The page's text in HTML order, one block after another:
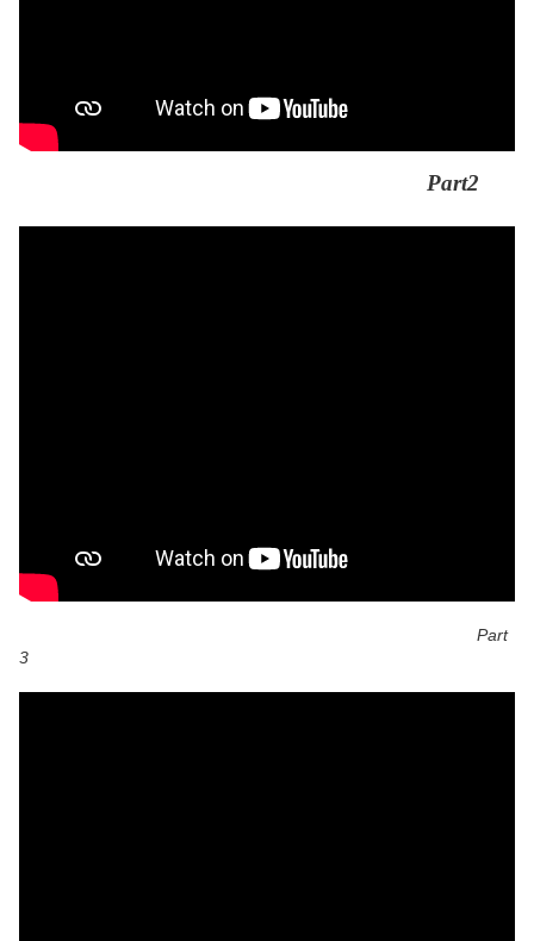
Part2
Part
3